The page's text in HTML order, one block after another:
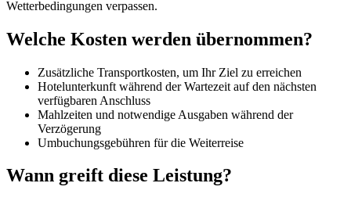
Wetterbedingungen verpassen.
Welche Kosten werden übernommen?
Zusätzliche Transportkosten, um Ihr Ziel zu erreichen
Hotelunterkunft während der Wartezeit auf den nächsten
verfügbaren Anschluss
Mahlzeiten und notwendige Ausgaben während der
Verzögerung
Umbuchungsgebühren für die Weiterreise
Wann greift diese Leistung?